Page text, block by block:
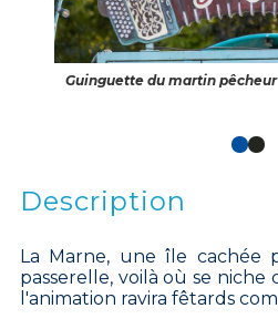
Guinguette du martin pêcheur
Description
La Marne, une île cachée
passerelle, voilà où se
l'animation ravira fêtards